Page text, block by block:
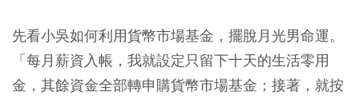
先看小吳如何利用貨幣市場基金，擺脫月光男命運。
「每月薪資入帳，我就設定只留下十天的生活零用
金，其餘資金全部轉申購貨幣市場基金；接著，就按